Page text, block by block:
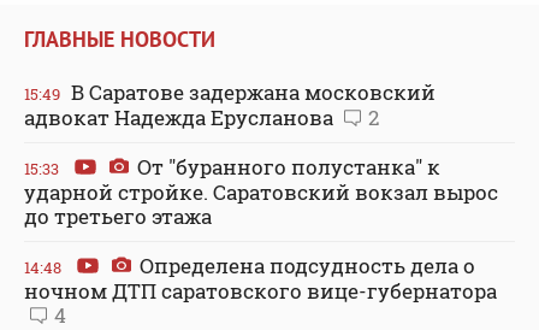
ГЛАВНЫЕ НОВОСТИ
15:49 В Саратове задержана московский
адвокат Надежда Ерусланова
2
15:33
От "буранного полустанка" к
ударной стройке. Саратовский вокзал вырос
до третьего этажа
14:48
Определена подсудность дела о
ночном ДТП саратовского вице-губернатора
4